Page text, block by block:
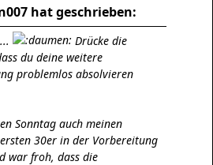
hat geschrieben:
Drücke die
du deine weitere
problemlos absolvieren
Sonntag auch meinen
30er in der Vorbereitung
war froh, dass die